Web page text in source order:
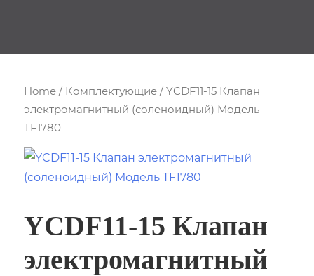
Home / Комплектующие / YCDF11-15 Клапан
электромагнитный (соленоидный) Модель
TF1780
YCDF11-15 Клапан
электромагнитный